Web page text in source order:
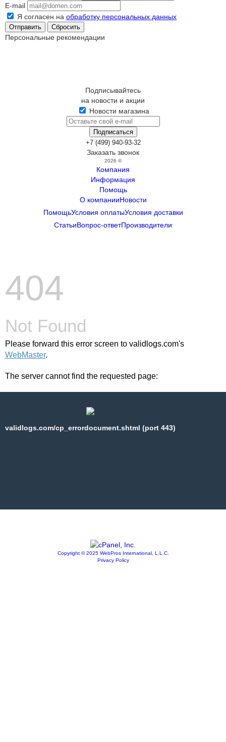
E-mail
Я согласен на обработку персональных данных
Сбросить
Персональные рекомендации
Подписывайтесь
на новости и акции
Новости магазина
+7 (499) 940-93-32
Заказать звонок
2026 ©
Компания
Информация
Помощь
О компанииНовости
ПомощьУсловия оплатыУсловия доставки
СтатьиВопрос-ответПроизводители
404
Not Found
Please forward this error screen to validlogs.com's
WebMaster.
The server cannot find the requested page:
validlogs.com/cp_errordocument.shtml (port 443)
Copyright © 2025 WebPros International, L.L.C.
Privacy Policy